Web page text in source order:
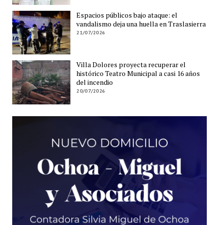
Espacios públicos bajo ataque: el
vandalismo deja una huella en Traslasierra
21/07/2026
Villa Dolores proyecta recuperar el
histórico Teatro Municipal a casi 16 años
del incendio
20/07/2026